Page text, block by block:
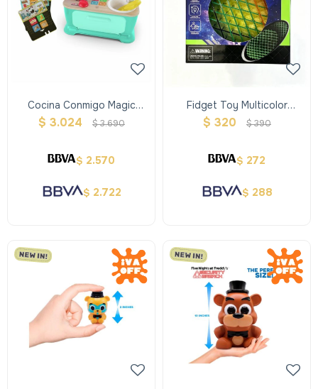
Cocina Conmigo Magic
Touch
$ 3.024 $3.690
$ 2.570
$ 2.722
Fidget Toy Multicolor
Amoeba
$ 320 $390
$ 272
$ 288